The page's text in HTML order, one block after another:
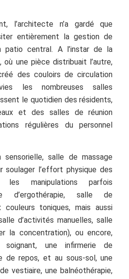
l’architecte n’a gardé que
entièrement la gestion de
patio central. A l’instar de la
où une pièce distribuait l’autre,
des couloirs de circulation
les nombreuses salles
le quotidien des résidents,
et des salles de réunion
régulières du personnel
salle de massage
soulager l’effort physique des
les manipulations parfois
d’ergothérapie, salle de
couleurs toniques, mais aussi
d’activités manuelles, salle
la concentration), ou encore,
une infirmerie de
de repos, et au sous-sol, une
vestiaire, une balnéothérapie,